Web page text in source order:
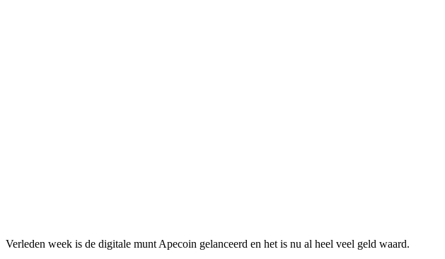
Verleden week is de digitale munt Apecoin gelanceerd en het is nu al heel veel geld waard.